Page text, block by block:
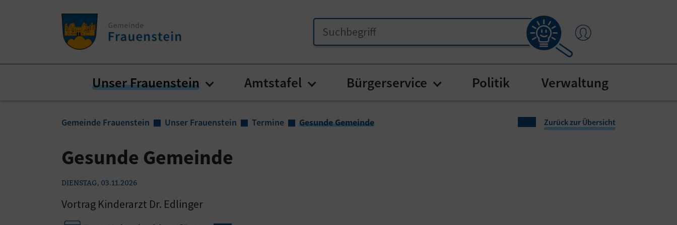
Unser Frauenstein Submenu for "Unser Frauenstein"
Amtstafel Submenu for "Amtstafel"
Bürgerservice Submenu for "Bürgerservice"
Politik Verwaltung
Gemeinde Frauenstein Unser Frauenstein Termine Gesunde Gemeinde Zurück zur Übersicht
Gesunde Gemeinde
DIENSTAG, 03.11.2026
Vortrag Kinderarzt Dr. Edlinger